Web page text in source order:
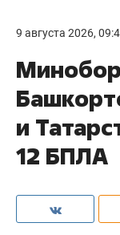
9 августа 2026,
и
12 БПЛА